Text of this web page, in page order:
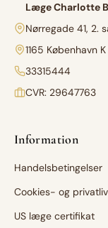
Læge Charlotte
Nørregade 41, 2.
1165 København K
33315444
CVR: 29647763
Information
Handelsbetingelser
Cookies- og
US læge certifikat